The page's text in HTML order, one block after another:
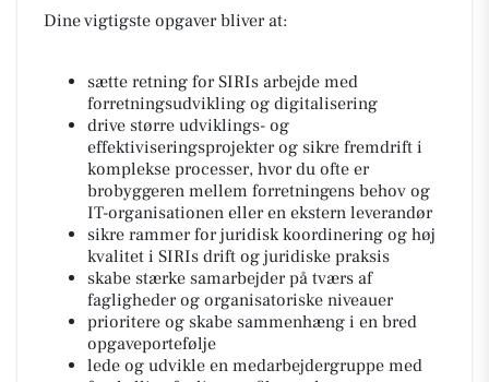
Dine vigtigste opgaver bliver at:
sætte retning for SIRIs arbejde med
forretningsudvikling og digitalisering
drive større udviklings- og
effektiviseringsprojekter og sikre fremdrift i
komplekse processer, hvor du ofte er
brobyggeren mellem forretningens behov og
IT-organisationen eller en ekstern leverandør
sikre rammer for juridisk koordinering og høj
kvalitet i SIRIs drift og juridiske praksis
skabe stærke samarbejder på tværs af
fagligheder og organisatoriske niveauer
prioritere og skabe sammenhæng i en bred
opgaveportefølje
lede og udvikle en medarbejdergruppe med